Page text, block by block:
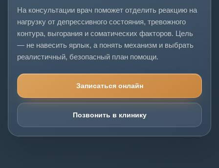
На консультации врач поможет отделить реакцию на
нагрузку от депрессивного состояния, тревожного
контура, выгорания и соматических факторов. Цель
— не навесить ярлык, а понять механизм и выбрать
реалистичный, безопасный план помощи.
Записаться онлайн
Позвонить в клинику